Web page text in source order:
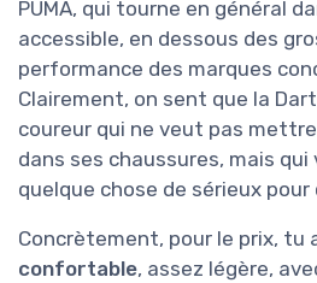
PUMA, qui tourne en général
accessible, en dessous des
performance des marques
Clairement, on sent que la
coureur qui ne veut pas
dans ses chaussures, mais
quelque chose de sérieux
Concrètement, pour le prix, tu
confortable, assez légère,